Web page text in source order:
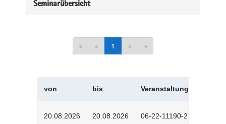
Seminarübersicht
« < 1 > »
von bis Veranstaltungskürzel
20.08.2026 20.08.2026 06-22-11190-2601